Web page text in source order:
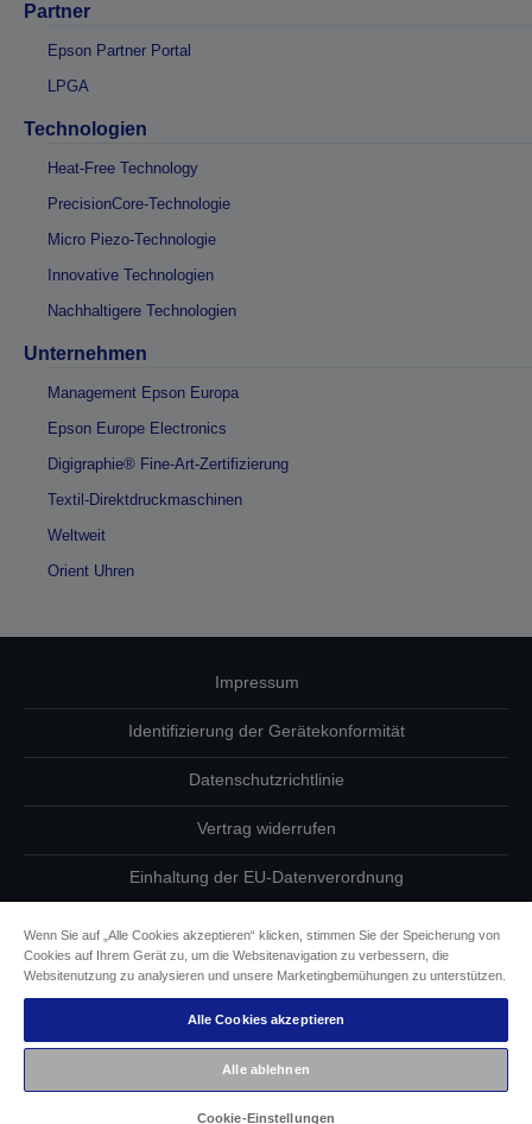
Partner
Epson Partner Portal
LPGA
Technologien
Heat-Free Technology
PrecisionCore-Technologie
Micro Piezo-Technologie
Innovative Technologien
Nachhaltigere Technologien
Unternehmen
Management Epson Europa
Epson Europe Electronics
Digigraphie® Fine-Art-Zertifizierung
Textil-Direktdruckmaschinen
Weltweit
Orient Uhren
Impressum
Identifizierung der Gerätekonformität
Datenschutzrichtlinie
Vertrag widerrufen
Einhaltung der EU-Datenverordnung
Informationen zu Cookies
Epson Engagement für Barrierefreiheit
Copyright © 2026 Seiko Epson
Wenn Sie auf „Alle Cookies akzeptieren“ klicken, stimmen Sie der Speicherung von
Cookies auf Ihrem Gerät zu, um die Websitenavigation zu verbessern, die
Websitenutzung zu analysieren und unsere Marketingbemühungen zu unterstützen.
Alle Cookies akzeptieren
Alle ablehnen
Cookie-Einstellungen